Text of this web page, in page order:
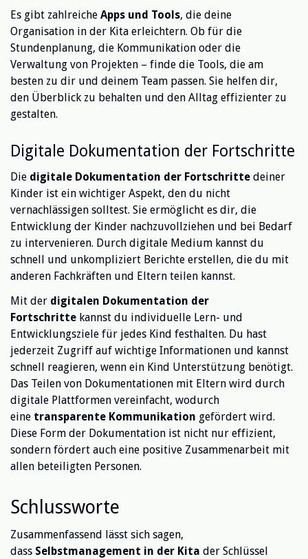
Es gibt zahlreiche Apps und Tools, die deine
Organisation in der Kita erleichtern. Ob für die
Stundenplanung, die Kommunikation oder die
Verwaltung von Projekten – finde die Tools, die am
besten zu dir und deinem Team passen. Sie helfen dir,
den Überblick zu behalten und den Alltag effizienter zu
gestalten.
Digitale Dokumentation der Fortschritte
Die digitale Dokumentation der Fortschritte deiner
Kinder ist ein wichtiger Aspekt, den du nicht
vernachlässigen solltest. Sie ermöglicht es dir, die
Entwicklung der Kinder nachzuvollziehen und bei Bedarf
zu intervenieren. Durch digitale Medium kannst du
schnell und unkompliziert Berichte erstellen, die du mit
anderen Fachkräften und Eltern teilen kannst.
Mit der digitalen Dokumentation der
Fortschritte kannst du individuelle Lern- und
Entwicklungsziele für jedes Kind festhalten. Du hast
jederzeit Zugriff auf wichtige Informationen und kannst
schnell reagieren, wenn ein Kind Unterstützung benötigt.
Das Teilen von Dokumentationen mit Eltern wird durch
digitale Plattformen vereinfacht, wodurch
eine transparente Kommunikation gefördert wird.
Diese Form der Dokumentation ist nicht nur effizient,
sondern fördert auch eine positive Zusammenarbeit mit
allen beteiligten Personen.
Schlussworte
Zusammenfassend lässt sich sagen,
dass Selbstmanagement in der Kita der Schlüssel